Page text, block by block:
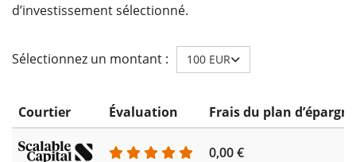
d’investissement sélectionné.
Sélectionnez un montant : 100 EUR
Courtier Évaluation Frais du plan d’épargne
0,00 €